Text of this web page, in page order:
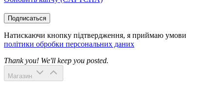
Подписаться
Натискаючи кнопку підтвердження, я приймаю умови
політики обробки персональних даних
Thank you! We'll keep you posted.
Магазин